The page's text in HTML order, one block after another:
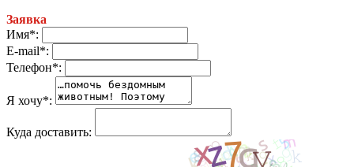
Заявка
Имя*:
E-mail*:
Телефон*:
Я хочу*:
Куда доставить: